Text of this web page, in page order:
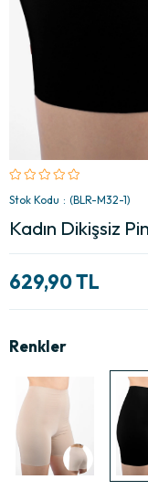
Stok Kodu (BLR-M32-1)
Kadın Dikişsiz
629,90 TL